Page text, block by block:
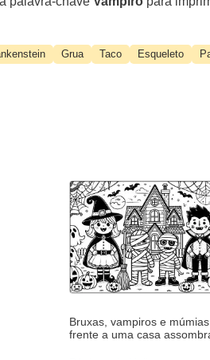
Grua Taco Esqueleto
Bruxas, vampiros e
frente a uma casa